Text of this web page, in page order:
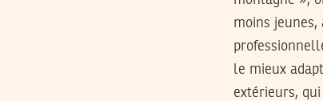
moins jeunes,
le mieux
extérieurs,